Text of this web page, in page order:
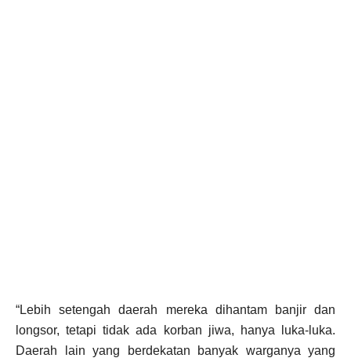
“Lebih setengah daerah mereka dihantam banjir dan
longsor, tetapi tidak ada korban jiwa, hanya luka-luka.
Daerah lain yang berdekatan banyak warganya yang